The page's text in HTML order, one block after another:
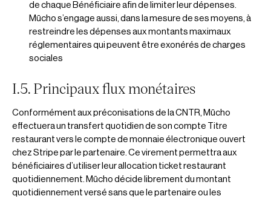
de chaque Bénéficiaire afin de limiter leur dépenses.
Mūcho s’engage aussi, dans la mesure de ses moyens, à
restreindre les dépenses aux montants maximaux
réglementaires qui peuvent être exonérés de charges
sociales
I.5. Principaux flux monétaires
Conformément aux préconisations de la CNTR, Mūcho
effectuera un transfert quotidien de son compte Titre
restaurant vers le compte de monnaie électronique ouvert
chez Stripe par le partenaire. Ce virement permettra aux
bénéficiaires d’utiliser leur allocation ticket restaurant
quotidiennement. Mūcho décide librement du montant
quotidiennement versé sans que le partenaire ou les